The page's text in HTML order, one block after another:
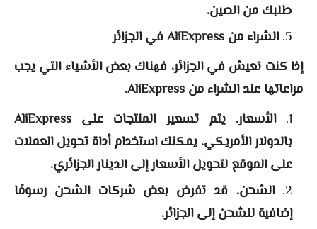
طلبك من الصين.
الشراء من AliExpress في الجزائر
إذا كنت تعيش في الجزائر، فهناك بعض الأشياء التي يجب
مراعاتها عند الشراء من AliExpress.
الأسعار. يتم تسعير المنتجات على AliExpress
بالدولار الأمريكي. يمكنك استخدام أداة تحويل العملات
على الموقع لتحويل الأسعار إلى الدينار الجزائري.
الشحن. قد تفرض بعض شركات الشحن رسومًا
إضافية للشحن إلى الجزائر.